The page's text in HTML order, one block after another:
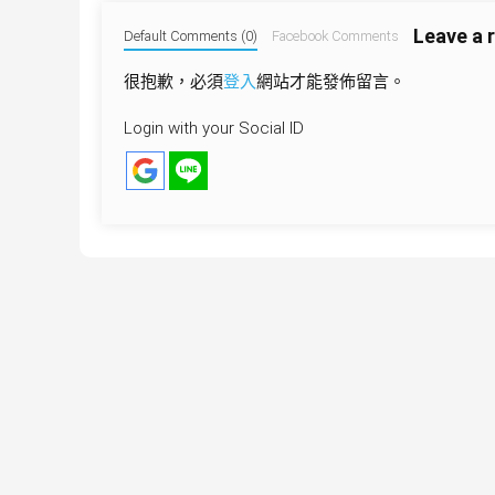
Leave a
Default Comments (0) Facebook Comments
很抱歉，必須登入網站才能發佈留言。
Login with your Social ID